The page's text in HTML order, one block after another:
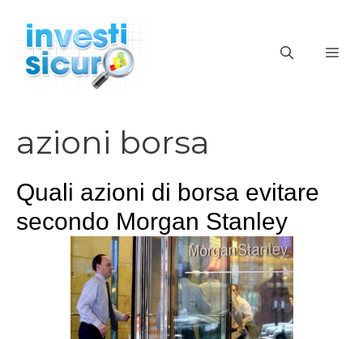
contenuto
azioni borsa
Quali azioni di borsa evitare
secondo Morgan Stanley